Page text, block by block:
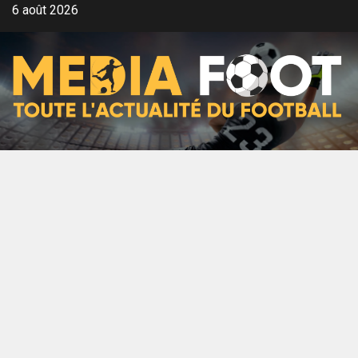
Aller6 août 2026